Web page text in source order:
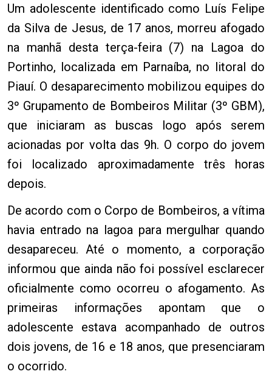
Um adolescente identificado como Luís Felipe
da Silva de Jesus, de 17 anos, morreu afogado
na manhã desta terça-feira (7) na Lagoa do
Portinho, localizada em Parnaíba, no litoral do
Piauí. O desaparecimento mobilizou equipes do
3º Grupamento de Bombeiros Militar (3º GBM),
que iniciaram as buscas logo após serem
acionadas por volta das 9h. O corpo do jovem
foi localizado aproximadamente três horas
depois.
De acordo com o Corpo de Bombeiros, a vítima
havia entrado na lagoa para mergulhar quando
desapareceu. Até o momento, a corporação
informou que ainda não foi possível esclarecer
oficialmente como ocorreu o afogamento. As
primeiras informações apontam que o
adolescente estava acompanhado de outros
dois jovens, de 16 e 18 anos, que presenciaram
o ocorrido.